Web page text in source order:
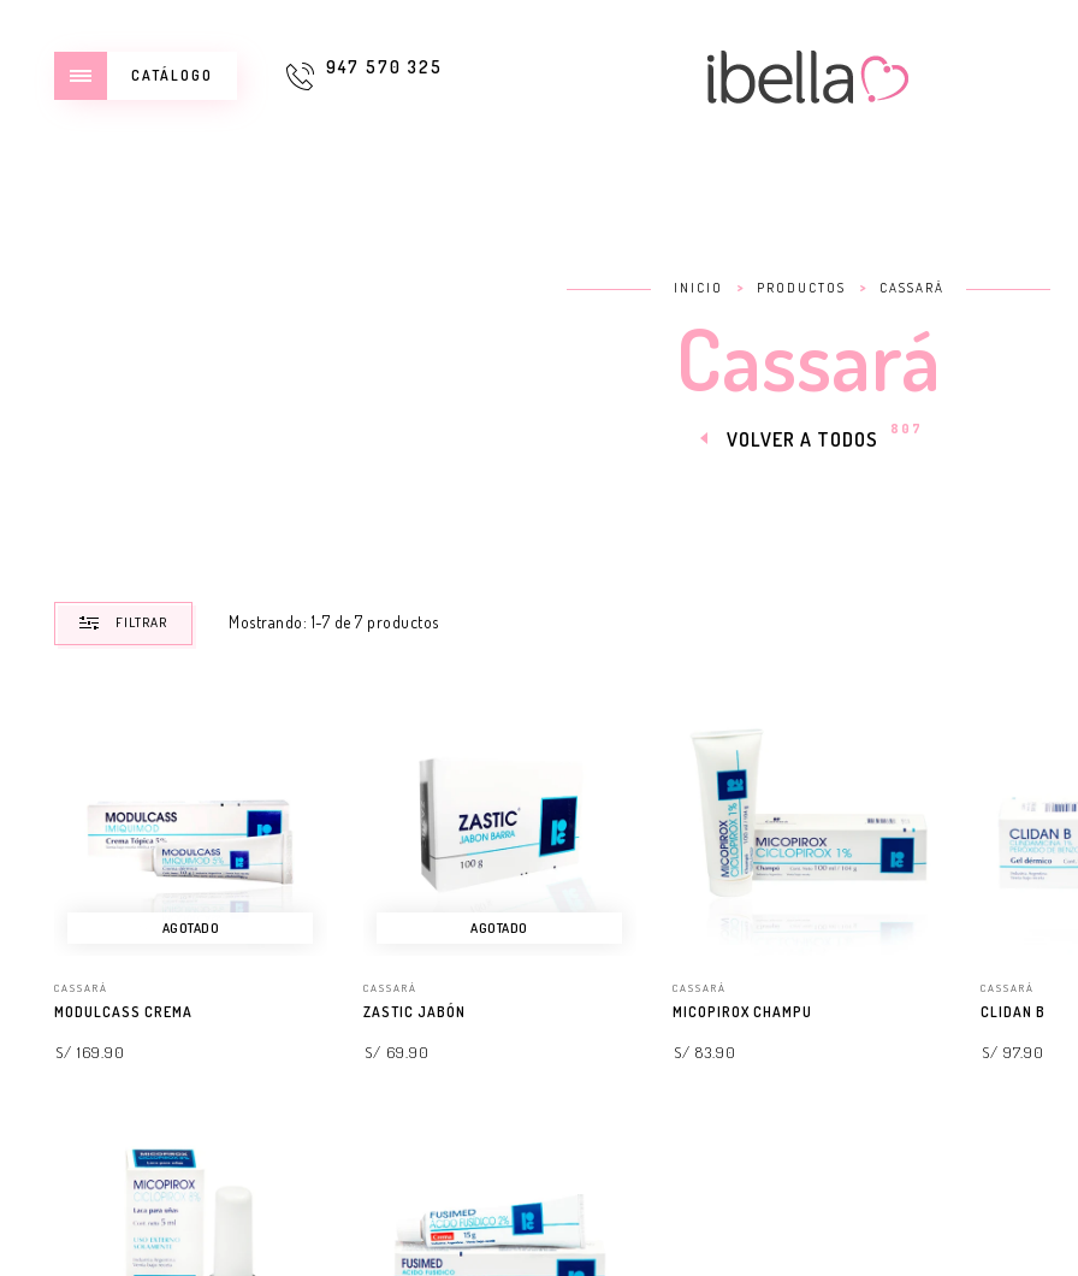
CATÁLOGO 947 570 325
INICIO > PRODUCTOS > CASSARÁ
Cassará
VOLVER A TODOS 807
FILTRAR Mostrando: 1-7 de 7 productos
AGOTADO
CASSARÁ
MODULCASS CREMA
S/ 169.90
AGOTADO
CASSARÁ
ZASTIC JABÓN
S/ 69.90
CASSARÁ
MICOPIROX CHAMPU
S/ 83.90
CASSARÁ
CLIDAN B
S/ 97.90